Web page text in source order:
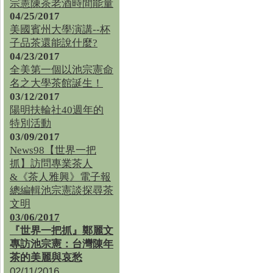
宗憲陳茶老酒時間能量
04/25/2017
美國賓州大學演講--杯
子品茶還能說什麼?
04/23/2017
全美第一個以池宗憲命
名之大學茶館誕生！
03/12/2017
陽明扶輪社40週年的
特別活動
03/09/2017
News98【世界一把
抓】訪問專業茶人
&《茶人雅興》電子報
總編輯池宗憲談探尋茶
文明
03/06/2017
『世界一把抓』鄭麗文
專訪池宗憲：台灣陳年
茶的美麗與哀愁